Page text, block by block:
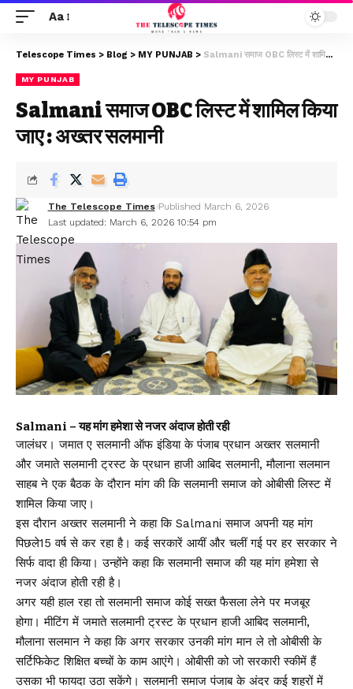
Aa
Telescope Times > Blog > MY PUNJAB > Salmani समाज OBC लिस्ट में शामिल किया जाए : अख्तर सलमानी
MY PUNJAB
Salmani समाज OBC लिस्ट में शामिल किया
जाए : अख्तर सलमानी
Last updated: March 6, 2026 10:54 pm
The Telescope Times Published March 6, 2026
Salmani – यह मांग हमेशा से नजर अंदाज होती रही
जालंधर। जमात ए सलमानी ऑफ इंडिया के पंजाब प्रधान अख्तर सलमानी
और जमाते सलमानी ट्रस्ट के प्रधान हाजी आबिद सलमानी, मौलाना सलमान
साहब ने एक बैठक के दौरान मांग की कि सलमानी समाज को ओबीसी लिस्ट में
शामिल किया जाए।
इस दौरान अख्तर सलमानी ने कहा कि Salmani समाज अपनी यह मांग
पिछले15 वर्ष से कर रहा है। कई सरकारें आयीं और चलीं गई पर हर सरकार ने
सिर्फ वादा ही किया। उन्होंने कहा कि सलमानी समाज की यह मांग हमेशा से
नजर अंदाज होती रही है।
अगर यही हाल रहा तो सलमानी समाज कोई सख्त फैसला लेने पर मजबूर
होगा। मीटिंग में जमाते सलमानी ट्रस्ट के प्रधान हाजी आबिद सलमानी,
मौलाना सलमान ने कहा कि अगर सरकार उनकी मांग मान ले तो ओबीसी के
सर्टिफिकेट शिक्षित बच्चों के काम आएंगे। ओबीसी को जो सरकारी स्कीमें हैं
उसका भी फायदा उठा सकेंगे। सलमानी समाज पंजाब के अंदर कई शहरों में